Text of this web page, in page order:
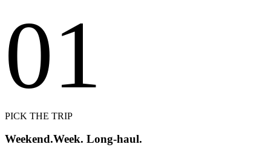
01
PICK THE TRIP
Weekend.Week. Long-haul.